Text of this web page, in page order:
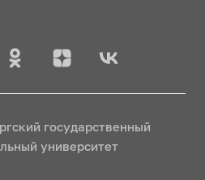
государственный
университет